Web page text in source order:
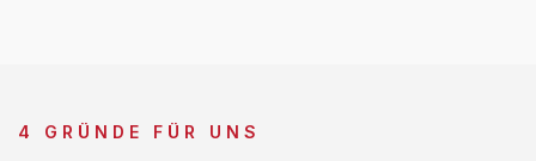
4 GRÜNDE FÜR UNS